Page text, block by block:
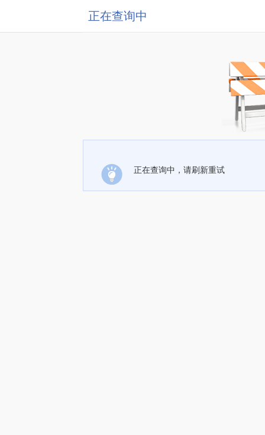
正在查询中
正在查询中，请刷新重试